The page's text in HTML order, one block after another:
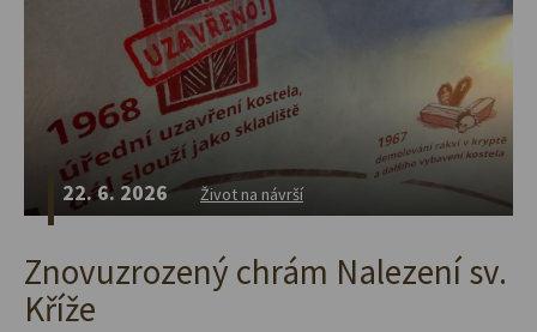
22. 6. 2026 Život na návrší
Znovuzrozený chrám Nalezení sv.
Kříže